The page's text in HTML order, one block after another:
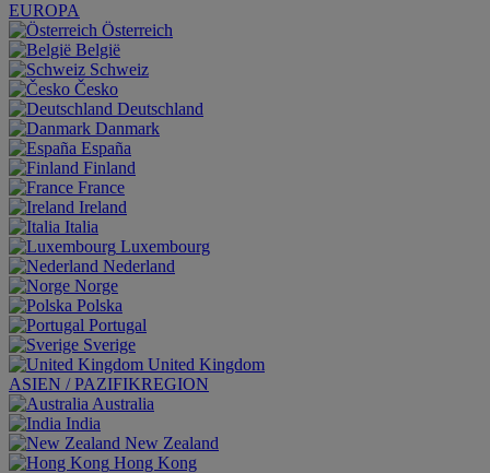
EUROPA
Österreich
België
Schweiz
Česko
Deutschland
Danmark
España
Finland
France
Ireland
Italia
Luxembourg
Nederland
Norge
Polska
Portugal
Sverige
United Kingdom
ASIEN / PAZIFIKREGION
Australia
India
New Zealand
Hong Kong